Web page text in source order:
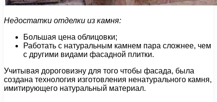
Недостатки отделки из камня:
Большая цена облицовки;
Работать с натуральным камнем пара сложнее, чем
с другими видами фасадной плитки.
Учитывая дороговизну для того чтобы фасада, была
создана технология изготовления ненатурального камня,
имитирующего натуральный материал.